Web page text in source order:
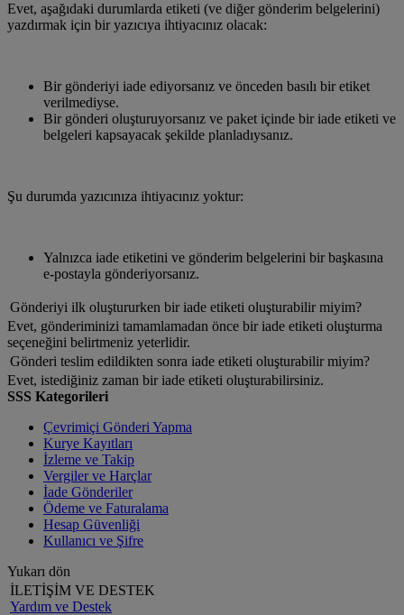
Evet, aşağıdaki durumlarda etiketi (ve diğer gönderim belgelerini)
yazdırmak için bir yazıcıya ihtiyacınız olacak:
Bir gönderiyi iade ediyorsanız ve önceden basılı bir etiket
verilmediyse.
Bir gönderi oluşturuyorsanız ve paket içinde bir iade etiketi ve
belgeleri kapsayacak şekilde planladıysanız.
Şu durumda yazıcınıza ihtiyacınız yoktur:
Yalnızca iade etiketini ve gönderim belgelerini bir başkasına
e-postayla gönderiyorsanız.
Gönderiyi ilk oluştururken bir iade etiketi oluşturabilir miyim?
Evet, gönderiminizi tamamlamadan önce bir iade etiketi oluşturma
seçeneğini belirtmeniz yeterlidir.
Gönderi teslim edildikten sonra iade etiketi oluşturabilir miyim?
Evet, istediğiniz zaman bir iade etiketi oluşturabilirsiniz.
SSS Kategorileri
Çevrimiçi Gönderi Yapma
Kurye Kayıtları
İzleme ve Takip
Vergiler ve Harçlar
İade Gönderiler
Ödeme ve Faturalama
Hesap Güvenliği
Kullanıcı ve Şifre
Yukarı dön
İLETİŞİM VE DESTEK
Yardım ve Destek